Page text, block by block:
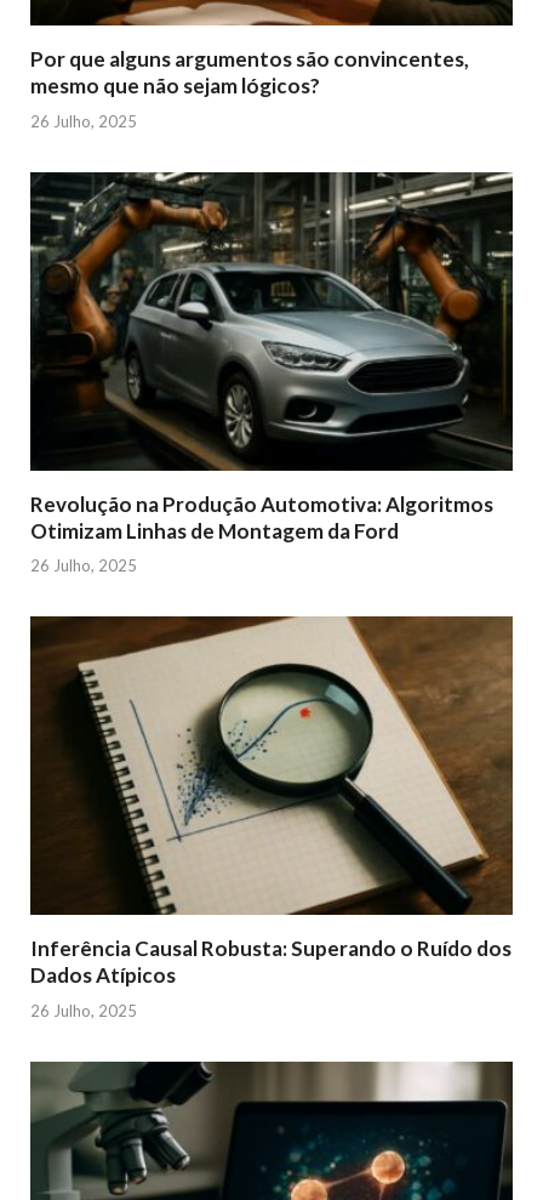
Por que alguns argumentos são convincentes,
mesmo que não sejam lógicos?
26 Julho, 2025
Revolução na Produção Automotiva: Algoritmos
Otimizam Linhas de Montagem da Ford
26 Julho, 2025
Inferência Causal Robusta: Superando o Ruído dos
Dados Atípicos
26 Julho, 2025